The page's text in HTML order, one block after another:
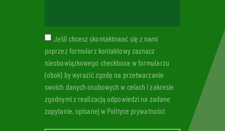
Jeśli chcesz skontaktować się z nami
poprzez formularz kontaktowy zaznacz
nieobowiązkowego checkboxa w formularzu
(obok) by wyrazić zgodę na przetwarzanie
swoich danych osobowych w celach i zakresie
zgodnymi z realizacją odpowiedzi na zadane
zapytanie, opisanej w Polityce prywatności